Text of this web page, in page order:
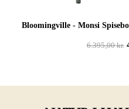
Bloomingville - Monsi
6.395,00kr.